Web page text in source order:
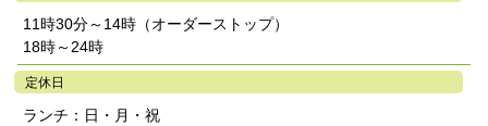
11時30分～14時（オーダーストップ）
18時～24時
定休日
ランチ：日・月・祝